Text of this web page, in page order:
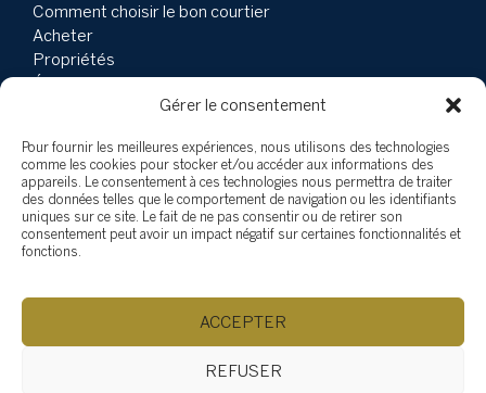
Gérer le consentement
Pour fournir les meilleures expériences, nous utilisons des technologies
comme les cookies pour stocker et/ou accéder aux informations des
appareils. Le consentement à ces technologies nous permettra de traiter
des données telles que le comportement de navigation ou les identifiants
uniques sur ce site. Le fait de ne pas consentir ou de retirer son
consentement peut avoir un impact négatif sur certaines fonctionnalités et
fonctions.
ACCEPTER
REFUSER
Comment choisir le bon courtier
Acheter
Propriétés
Équipe
Blogue
Vlogue
Explorer les propriétés
©Chantale Tardif, 2026
Aliquando 3, ID-3 Innovations